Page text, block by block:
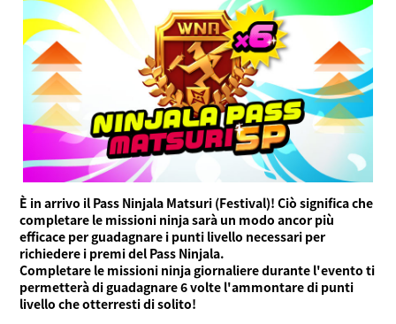
È in arrivo il Pass Ninjala Matsuri (Festival)! Ciò significa che
completare le missioni ninja sarà un modo ancor più
efficace per guadagnare i punti livello necessari per
richiedere i premi del Pass Ninjala.
Completare le missioni ninja giornaliere durante l'evento ti
permetterà di guadagnare 6 volte l'ammontare di punti
livello che otterresti di solito!